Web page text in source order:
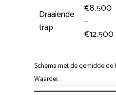
Draaiende
trap
€8.500
–
€12.500
Schema met de gemiddelde
Waarder.